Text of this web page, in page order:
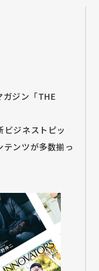
ジン「THE
ビジネストピッ
ンツが多数揃っ